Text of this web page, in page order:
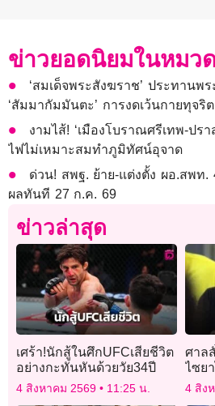
ข่าวยอดนิยมในหมว
‘สมเด็จพระสังฆราช’ ประทานพ
‘สัมมากัมมันตะ’ การงดเว้นกายทุจริต
งามไส้! ‘เมืองโบราณศรีเทพ-ปร
ไฟไม่เหมาะสมทำภูมิทัศน์อุจาด
ด่วน! สพฐ. ย้าย-แต่งตั้ง ผอ.สพท.
ผลทันที 27 ก.ค. 69
ข่าวล่าสุด
เศร้า!นักสู้ในศึกUFCเสียชีวิต
อย่างกะทันหันด้วยวัย34ปี
4 สิงหาคม 2569 11:25 น.
ศาล
ไซย
ปมฆ่
4 สิง